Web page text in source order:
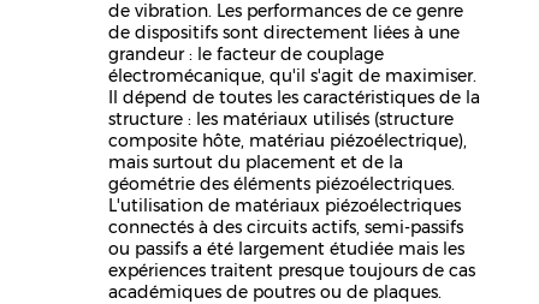
de vibration. Les performances de ce genre
de dispositifs sont directement liées à une
grandeur : le facteur de couplage
électromécanique, qu'il s'agit de maximiser.
Il dépend de toutes les caractéristiques de la
structure : les matériaux utilisés (structure
composite hôte, matériau piézoélectrique),
mais surtout du placement et de la
géométrie des éléments piézoélectriques.
L'utilisation de matériaux piézoélectriques
connectés à des circuits actifs, semi-passifs
ou passifs a été largement étudiée mais les
expériences traitent presque toujours de cas
académiques de poutres ou de plaques.